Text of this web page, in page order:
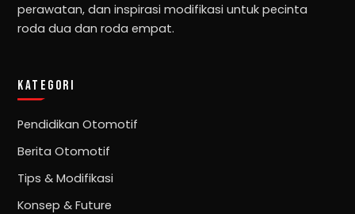
perawatan, dan inspirasi modifikasi untuk pecinta
roda dua dan roda empat.
KATEGORI
Pendidikan Otomotif
Berita Otomotif
Tips & Modifikasi
Konsep & Future